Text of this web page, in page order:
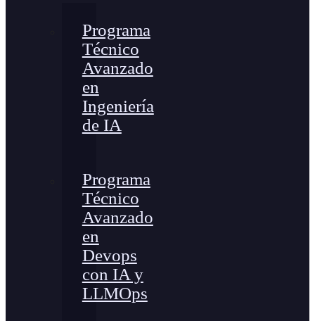
Programa
Técnico
Avanzado
en
Ingeniería
de IA
Programa
Técnico
Avanzado
en
Devops
con IA y
LLMOps